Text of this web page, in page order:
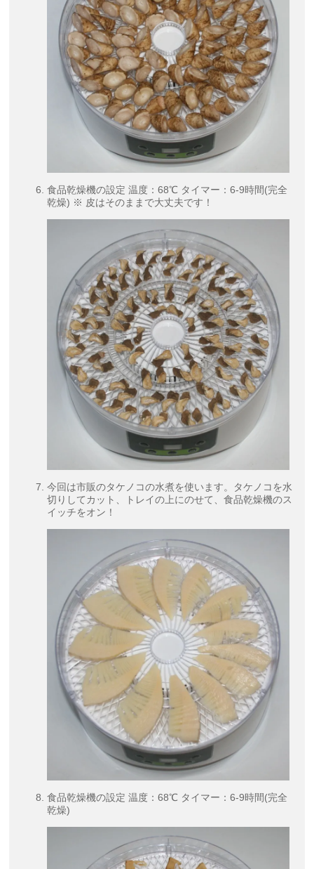
食品乾燥機の設定 温度：68℃ タイマー：6-9時間(完全
乾燥) ※ 皮はそのままで大丈夫です！
今回は市販のタケノコの水煮を使います。タケノコを水
切りしてカット、トレイの上にのせて、食品乾燥機のス
イッチをオン！
食品乾燥機の設定 温度：68℃ タイマー：6-9時間(完全
乾燥)